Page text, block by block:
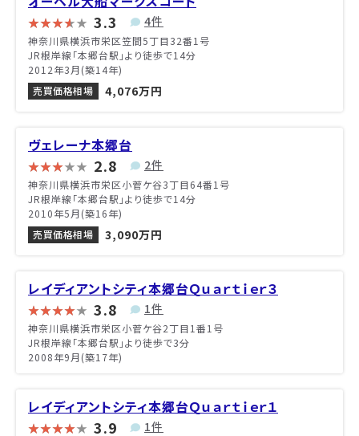
3.3 4件
神奈川県横浜市栄区笠間5丁目32番1号
JR根岸線「本郷台駅」より徒歩で14分
2012年3月(築14年)
売買価格相場
4,076万円
ヴェレーナ本郷台
2.8 2件
神奈川県横浜市栄区小菅ケ谷3丁目64番1号
JR根岸線「本郷台駅」より徒歩で14分
2010年5月(築16年)
売買価格相場
3,090万円
レイディアントシティ本郷台Ｑｕａｒｔｉｅｒ３
3.8 1件
神奈川県横浜市栄区小菅ケ谷2丁目1番1号
JR根岸線「本郷台駅」より徒歩で3分
2008年9月(築17年)
レイディアントシティ本郷台Ｑｕａｒｔｉｅｒ１
3.9 1件